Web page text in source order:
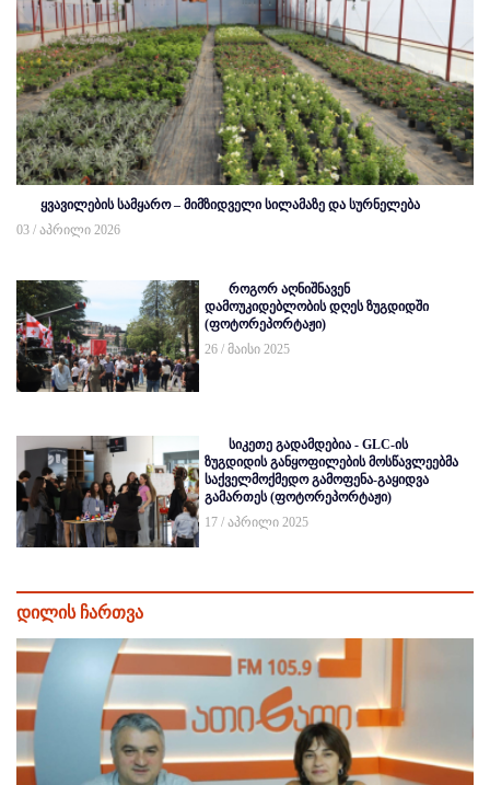
ყვავილების სამყარო – მიმზიდველი სილამაზე და სურნელება
03 / აპრილი 2026
როგორ აღნიშნავენ
დამოუკიდებლობის დღეს ზუგდიდში
(ფოტორეპორტაჟი)
26 / მაისი 2025
სიკეთე გადამდებია - GLC-ის
ზუგდიდის განყოფილების მოსწავლეებმა
საქველმოქმედო გამოფენა-გაყიდვა
გამართეს (ფოტორეპორტაჟი)
17 / აპრილი 2025
დილის ჩართვა